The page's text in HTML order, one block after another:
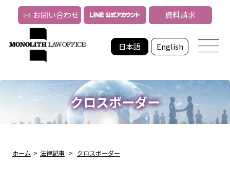
日本語 English
お問い合わせ 資料請求
クロスボーダー
ホーム > 法律記事 > クロスボーダー